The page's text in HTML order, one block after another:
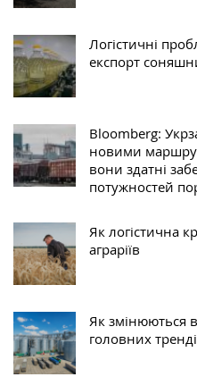
Логістичні
експорт
Bloomberg:
новими
вони здатні
потужностей
Як логістична
аграріїв
Як змінюються
головних